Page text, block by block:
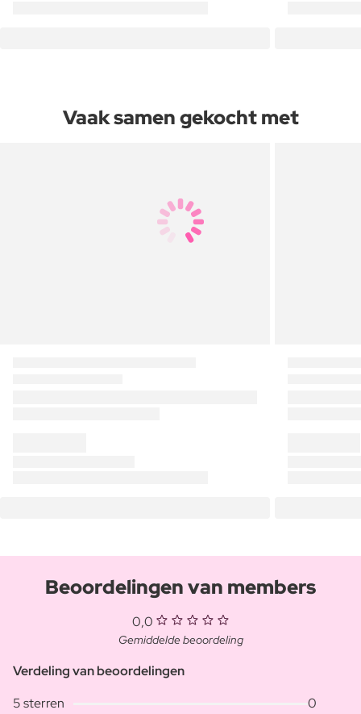
Vaak samen gekocht met
Beoordelingen van members
0,0
Gemiddelde beoordeling
Verdeling van beoordelingen
5 sterren
0